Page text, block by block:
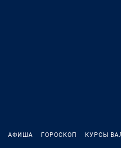
АФИША ГОРОСКОП КУРСЫ